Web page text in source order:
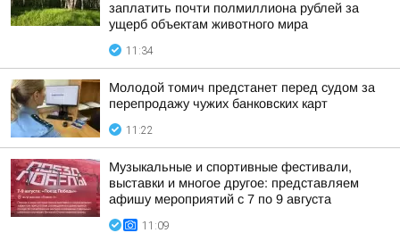
заплатить почти полмиллиона рублей за
ущерб объектам животного мира
11:34
Молодой томич предстанет перед судом за
перепродажу чужих банковских карт
11:22
Музыкальные и спортивные фестивали,
выставки и многое другое: представляем
афишу мероприятий с 7 по 9 августа
11:09